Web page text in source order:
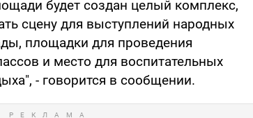
будет создан целый комплекс,
сцену для выступлений народных
площадки для проведения
и место для воспитательных
- говорится в сообщении.